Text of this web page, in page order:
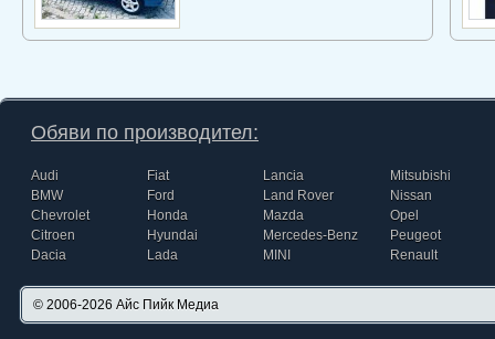
Обяви по производител:
Audi
BMW
Chevrolet
Citroen
Dacia
Fiat
Ford
Honda
Hyundai
Lada
Lancia
Land Rover
Mazda
Mercedes-Benz
MINI
Mitsubishi
Nissan
Opel
Peugeot
Renault
© 2006-2026 Айс Пийк Медиа